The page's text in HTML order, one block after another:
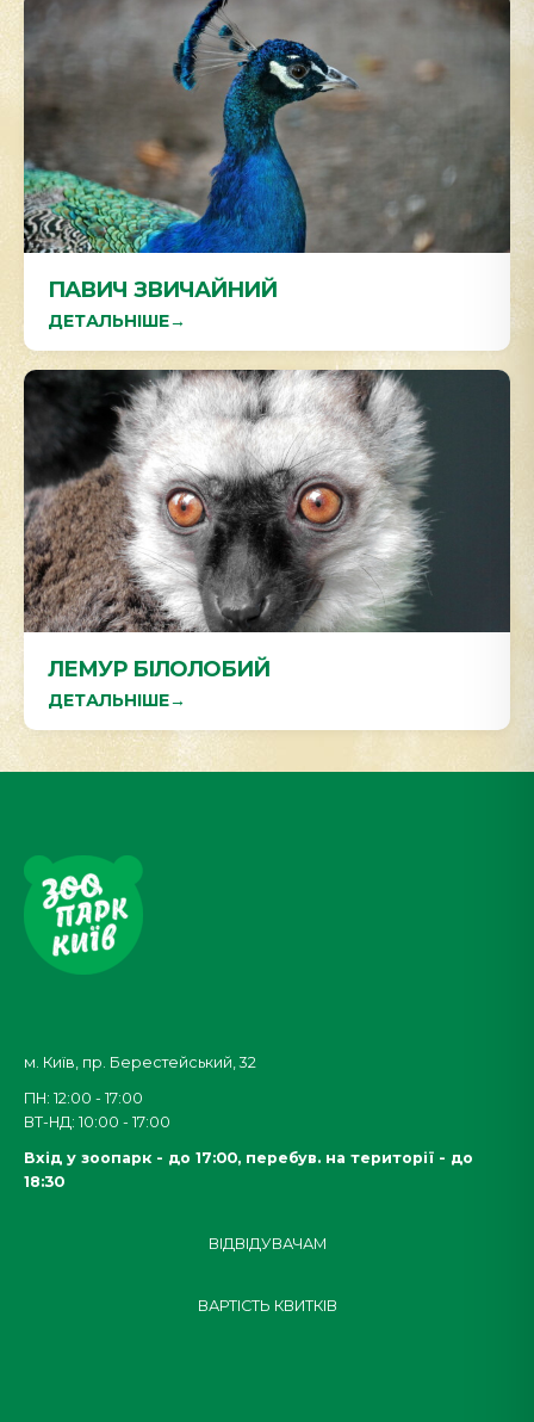
ПАВИЧ ЗВИЧАЙНИЙ
ДЕТАЛЬНІШЕ→
ЛЕМУР БІЛОЛОБИЙ
ДЕТАЛЬНІШЕ→
м. Київ, пр. Берестейський, 32
ПН: 12:00 - 17:00
ВТ-НД: 10:00 - 17:00
Вхід у зоопарк - до 17:00, перебув. на території - до
18:30
ВІДВІДУВАЧАМ
ВАРТІСТЬ КВИТКІВ